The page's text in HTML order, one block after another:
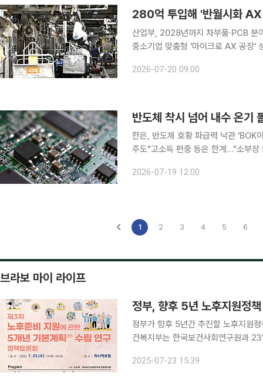
280억 투입해 '반월시화
산업부, 2028년까지 차부품·PCB 분
중소기업 맞춤형 '마이크로 AX 공장' 성공모델 확산 정부가 수도권 최대
모 투자가 수반되는 완전 자동화 공장
2026-07-20 09:00
반도체 착시 넘어 내수 온기
한은, 반도체 호황 파급력 낙관 'BOK
주도"고소득 편중 등은 한계…"소부장 등 생태계 확장해야" 한
업의 역대급 호황이 정점에 달했다는
2026-07-19 12:00
1 2 3 4 5 6
브라보 마이 라이프
정부, 향후 5년 노후지원정
정부가 향후 5년간 추진할 노후지원정
건복지부는 한국보건사회연구원과
계획)은 ’노후준비지원법‘에 따라 국
2025-07-23 15:39